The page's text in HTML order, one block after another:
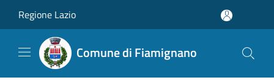
Regione Lazio
Comune di Fiamignano